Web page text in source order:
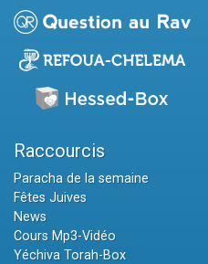
Raccourcis
Paracha de la semaine
Fêtes Juives
News
Cours Mp3-Vidéo
Yéchiva Torah-Box